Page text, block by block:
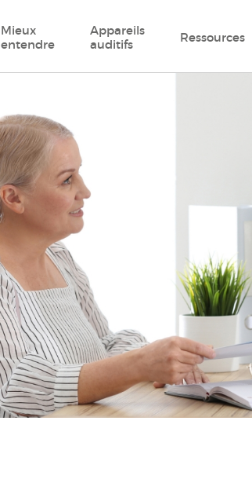
Mieux
entendre
Appareils
auditifs
Ressources